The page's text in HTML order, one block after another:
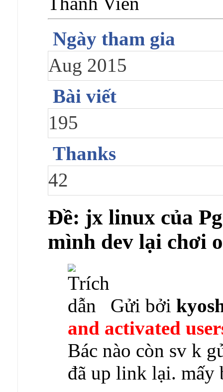
Ngày tham gia
Aug 2015
Bài viết
195
Thanks
42
Ðề: jx linux của
mình dev lại chơi
Gửi bởi
and activated
Bác nào còn sv k
đã up link lại. mấy